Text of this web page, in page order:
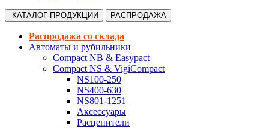
КАТАЛОГ ПРОДУКЦИИ РАСПРОДАЖА
Распродажа со склада
Автоматы и рубильники
Compact NB & Easypact
Compact NS & VigiCompact
NS100-250
NS400-630
NS801-1251
Аксессуары
Расцепители